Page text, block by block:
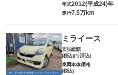
年式2012(平成24)年
走行7.5万km
ミライース
支払総額
(税込)(リ済込)
車両本体価格
(税込)